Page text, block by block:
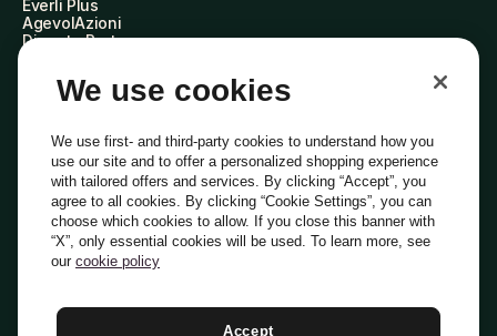
Everli Plus
AgevolAzioni
Diventa Partner
Everli Shoppers
About Us
Everli News
Domande frequenti
Lavora con noi
Diventa Shopper
Investitori
PrivacyCookiePreferenze Cookie
Termini e CondizioniCodice Etico
Indirizzo PEC: everli@pec.it - indirizzo DPO: dpo@everli.com
Italiano
We use cookies
We use first- and third-party cookies to understand how you
use our site and to offer a personalized shopping experience
with tailored offers and services. By clicking “Accept”, you
agree to all cookies. By clicking “Cookie Settings”, you can
choose which cookies to allow. If you close this banner with
“X”, only essential cookies will be used. To learn more, see
our cookie policy
Accept